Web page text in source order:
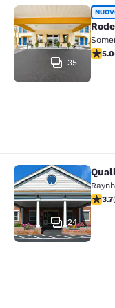
Rodeway
35
5.0
Quality Inn
24
3.7(